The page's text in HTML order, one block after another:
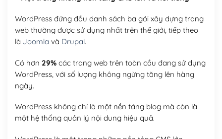
WordPress đứng đầu danh sách ba gói xây dựng trang
web thường được sử dụng nhất trên thế giới, tiếp theo
là Joomla và Drupal.
Có hơn 29%các trang web trên toàn cầu đang sử dụng
WordPress, với số lượng không ngừng tăng lên hàng
ngày.
WordPress không chỉ là một nền tảng blog mà còn là
một hệ thống quản lý nội dung hiệu quả.